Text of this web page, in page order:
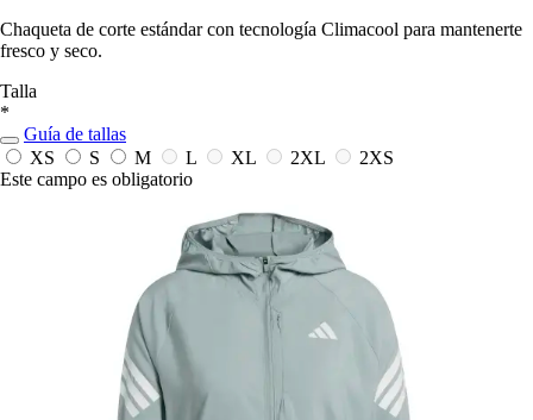
Chaqueta de corte estándar con tecnología Climacool para mantenerte
fresco y seco.
Talla
*
Guía de tallas
XS
S M L XL 2XL
2XS
Este campo es obligatorio